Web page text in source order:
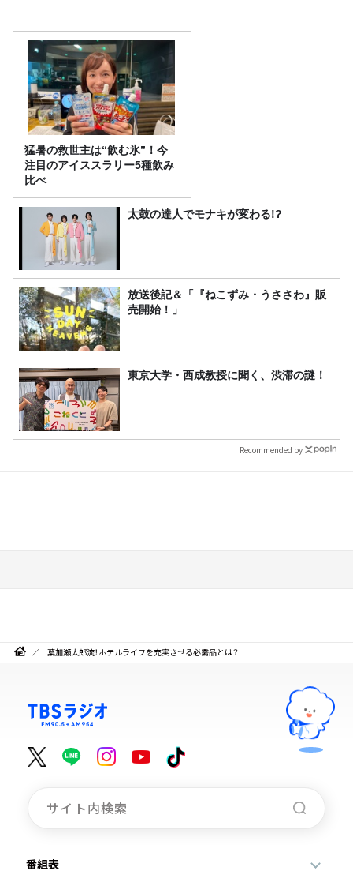
猛暑の救世主は“飲む氷”！今
注目のアイススラリー5種飲み
比べ
太鼓の達人でモナキが変わる!?
放送後記＆「『ねこずみ・うささわ』販
売開始！」
東京大学・西成教授に聞く、渋滞の謎！
Recommended by
葉加瀬太郎流！ホテルライフを充実させる必需品とは？
番組表